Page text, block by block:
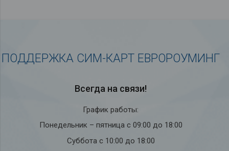
ПОДДЕРЖКА СИМ-КАРТ ЕВРОРОУМИНГ
Всегда на связи!
График работы:
Понедельник – пятница с 09:00 до 18:00
Суббота с 10:00 до 18:00